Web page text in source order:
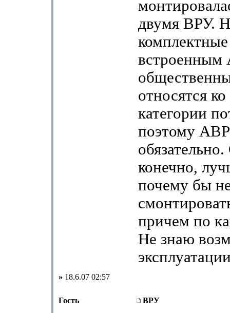
двумя ВРУ.
относятся
категории
поэтому
конечно,
почему бы
причем по
Не знаю
» 18.6.07 02:57
Гость ВРУ